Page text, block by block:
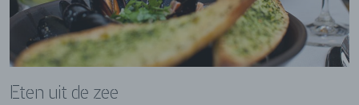
Eten uit de zee